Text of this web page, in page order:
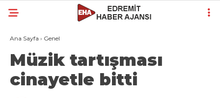
Ana Sayfa › Genel
Müzik tartışması
cinayetle bitti